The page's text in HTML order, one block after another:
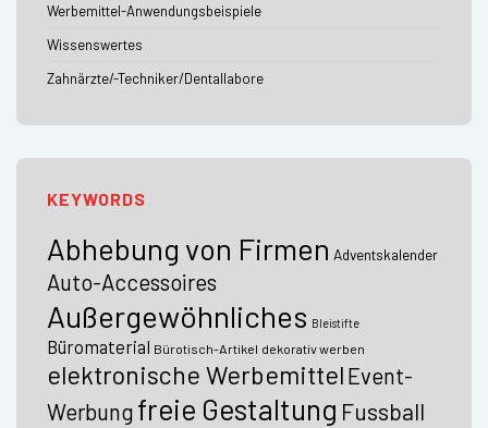
Werbemittel-Anwendungsbeispiele
Wissenswertes
Zahnärzte/-Techniker/Dentallabore
KEYWORDS
Abhebung von Firmen Adventskalender
Auto-Accessoires
Außergewöhnliches Bleistifte
Büromaterial Bürotisch-Artikel dekorativ werben
elektronische Werbemittel Event-
Werbung freie Gestaltung Fussball